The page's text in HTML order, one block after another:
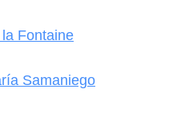
Fontaine
Samaniego